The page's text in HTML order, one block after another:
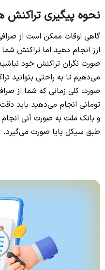
نحوه پیگیری تراکنش
گاهی اوقات ممکن است از
ارز انجام دهید اما تراکنش
صورت نگران تراکنش خود
می‌دهیم تا به راحتی بتوانید
صورت کلی زمانی که شما از
تومانی انجام می‌دهید باید
و بانک ملت به صورت آنی
طبق سیکل پایا صورت می‌گیرد.